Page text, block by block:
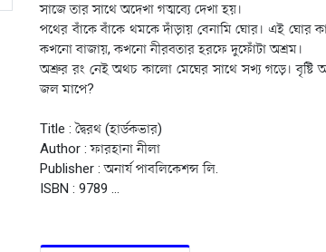
সাজে তার সাথে অদেখা গত্মব্যে দেখা হয়।
পথের বাঁকে বাঁকে থমকে দাঁড়ায় বেনামি ঘোর। এই ঘোর
কখনো বাজায়, কখনো নীরবতার হরফে দুফোঁটা অশ্রম।
অশ্রুর রং নেই অথচ কালো মেঘের সাথে সখ্য গড়ে।
জল মাপে?
Title : দ্বৈরথ (হার্ডকভার)
Author : ফারহানা নীলা
Publisher : অনার্য পাবলিকেশন্স লি.
ISBN : 9789 ...